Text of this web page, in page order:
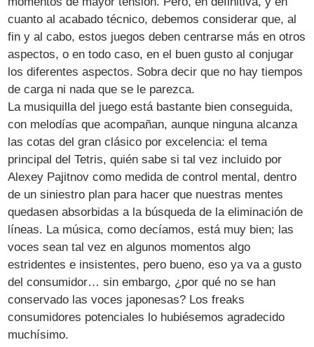
cuanto al acabado técnico, debemos considerar que, al
fin y al cabo, estos juegos deben centrarse más en otros
aspectos, o en todo caso, en el buen gusto al conjugar
los diferentes aspectos. Sobra decir que no hay tiempos
de carga ni nada que se le parezca.
La musiquilla del juego está bastante bien conseguida,
con melodías que acompañan, aunque ninguna alcanza
las cotas del gran clásico por excelencia: el tema
principal del Tetris, quién sabe si tal vez incluido por
Alexey Pajitnov como medida de control mental, dentro
de un siniestro plan para hacer que nuestras mentes
quedasen absorbidas a la búsqueda de la eliminación de
líneas. La música, como decíamos, está muy bien; las
voces sean tal vez en algunos momentos algo
estridentes e insistentes, pero bueno, eso ya va a gusto
del consumidor… sin embargo, ¿por qué no se han
conservado las voces japonesas? Los freaks
consumidores potenciales lo hubiésemos agradecido
muchísimo.